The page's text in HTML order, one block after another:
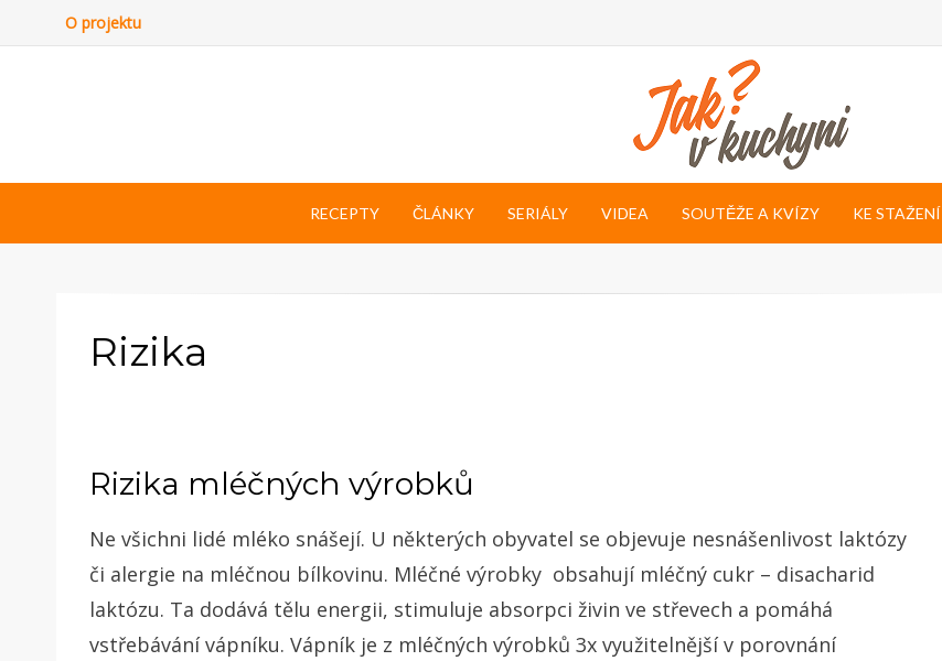
O projektu
RECEPTY ČLÁNKY SERIÁLY VIDEA SOUTĚŽE A KVÍZY KE STAŽENÍ
Rizika
Rizika mléčných výrobků
Ne všichni lidé mléko snášejí. U některých obyvatel se objevuje nesnášenlivost laktózy
či alergie na mléčnou bílkovinu. Mléčné výrobky obsahují mléčný cukr – disacharid
laktózu. Ta dodává tělu energii, stimuluje absorpci živin ve střevech a pomáhá
vstřebávání vápníku. Vápník je z mléčných výrobků 3x využitelnější v porovnání